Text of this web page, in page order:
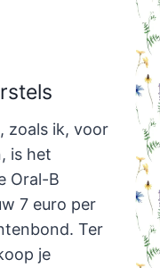
zoals ik, voor
is het
Oral-B
7 euro per
Ter
je